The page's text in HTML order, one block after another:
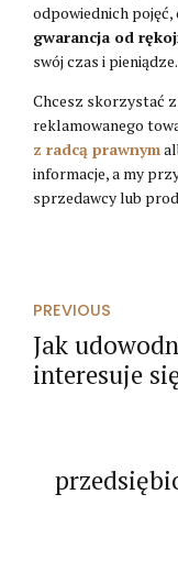
odpowiednich pojęć,
gwarancja od
swój czas i pieniądze.
Chcesz skorzystać
reklamowanego
z radcą prawnym
informacje, a my
sprzedawcy lub
PREVIOUS
Jak
interesuje